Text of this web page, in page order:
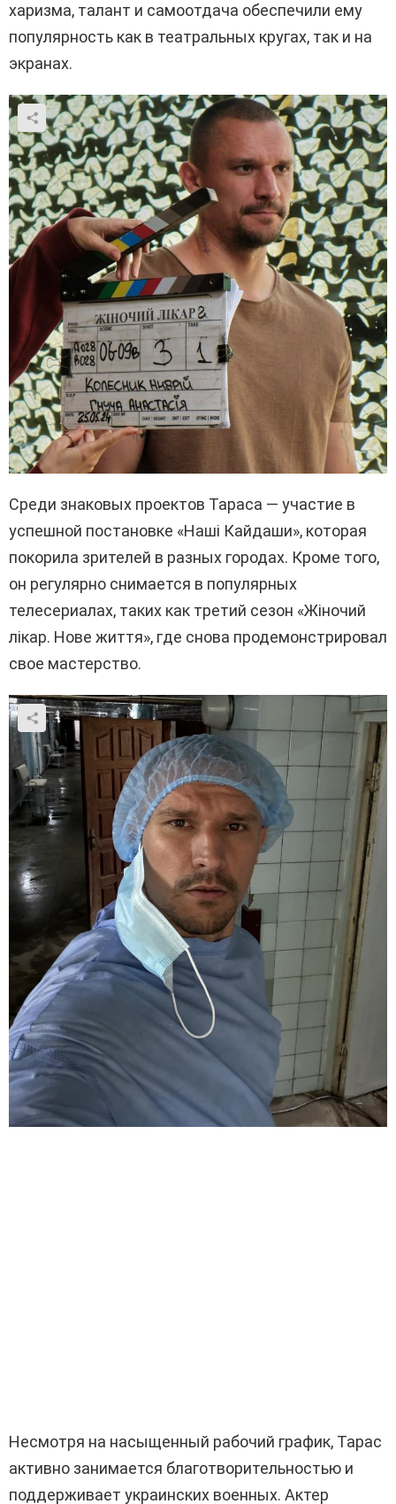
харизма, талант и самоотдача обеспечили ему
популярность как в театральных кругах, так и на
экранах.
Среди знаковых проектов Тараса — участие в
успешной постановке «Наші Кайдаши», которая
покорила зрителей в разных городах. Кроме того,
он регулярно снимается в популярных
телесериалах, таких как третий сезон «Жіночий
лікар. Нове життя», где снова продемонстрировал
свое мастерство.
Несмотря на насыщенный рабочий график, Тарас
активно занимается благотворительностью и
поддерживает украинских военных. Актер